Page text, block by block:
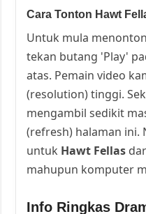
Cara Tonton Hawt
Untuk mula
tekan butang 'Play'
atas. Pemain video
(resolution) tinggi.
mengambil sedikit
(refresh) halaman ini.
untuk Hawt Fellas
mahupun komputer
Info Ringkas